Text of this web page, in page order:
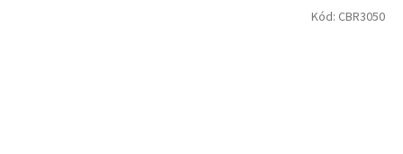
Kód: CBR3050